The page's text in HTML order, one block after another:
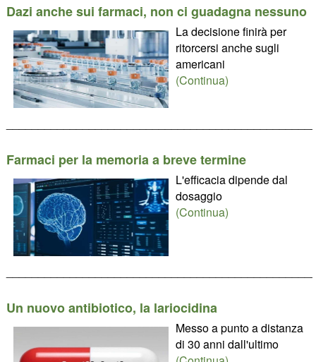
Dazi anche sui farmaci, non ci guadagna nessuno
La decisione finirà per
ritorcersi anche sugli
americani
(Continua)
Farmaci per la memoria a breve termine
L'efficacia dipende dal
dosaggio
(Continua)
Un nuovo antibiotico, la lariocidina
Messo a punto a distanza
di 30 anni dall'ultimo